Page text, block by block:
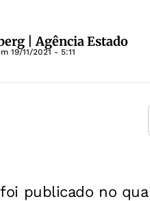
| Agência Estado
19/11/2021 - 5:11
publicado no